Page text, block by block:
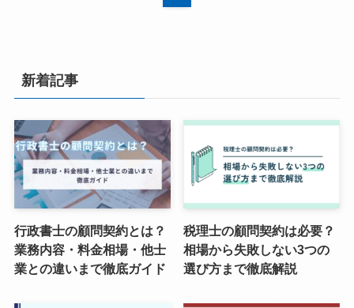
新着記事
行政書士の顧問契約とは？
業務内容・料金相場・他士
業との違いまで徹底ガイド
税理士の顧問契約は必要？
相場から失敗しない3つの
選び方まで徹底解説